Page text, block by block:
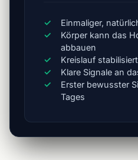
Einmaliger,
Körper kann das
abbauen
Kreislauf
Klare Signale an
Erster bewusster
Tages